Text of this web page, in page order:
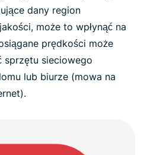
dany region
może to wpłynąć na
prędkości może
sprzętu sieciowego
lub biurze (mowa na